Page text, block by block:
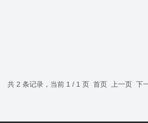
共 2 条记录，当前 1 / 1 页 首页 上一页 下